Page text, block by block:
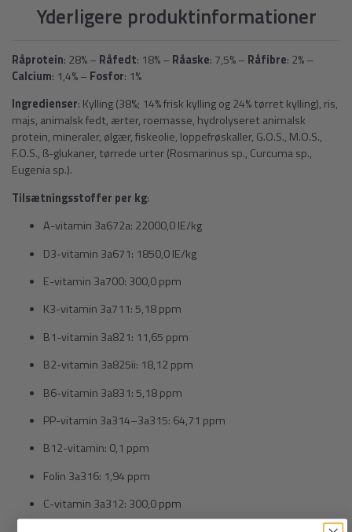
Yderligere produktinformationer
Råprotein: 28% – Råfedt: 18% – Råaske: 7,5% – Råfibre: 2% –
Calcium: 1,4% – Fosfor: 1%
Ingredienser: Kylling (38%; 14% frisk kylling og 24% tørret kylling), ris,
majs, animalsk fedt, ærter, roemasse, hydrolyseret animalsk
protein, mineraler, ølgær, fiskeolie, loppefrøskaller, G.O.S., M.O.S.,
F.O.S., ß-glukaner, tørrede urter (Rosmarinus sp., Curcuma sp.,
Eugenia sp.).
Tilsætningsstoffer per kg:
A-vitamin 3a672a: 22000,0 IE/kg
D3-vitamin 3a671: 1850,0 IE/kg
E-vitamin 3a700: 300,0 ppm
K3-vitamin 3a711: 5,18 ppm
B1-vitamin 3a821: 11,65 ppm
B2-vitamin 3a825ii: 18,12 ppm
B6-vitamin 3a831: 5,18 ppm
PP-vitamin 3a314–3a315: 64,71 ppm
B12-vitamin: 0,1 ppm
Folin 3a316: 1,94 ppm
C-vitamin 3a312: 300,0 ppm